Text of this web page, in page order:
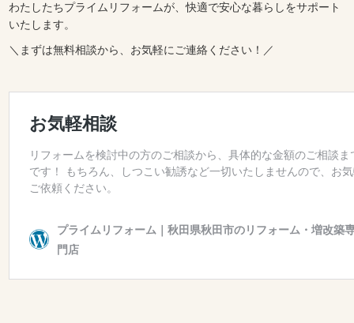
わたしたちプライムリフォームが、快適で安心な暮らしをサポート
いたします。
＼まずは無料相談から、お気軽にご連絡ください！／